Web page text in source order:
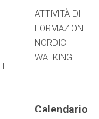
I
ATTIVITÀ DI
FORMAZIONE
NORDIC
WALKING
Calendario